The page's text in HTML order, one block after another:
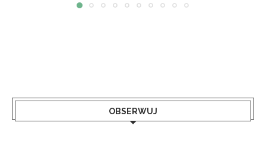
OBSERWUJ